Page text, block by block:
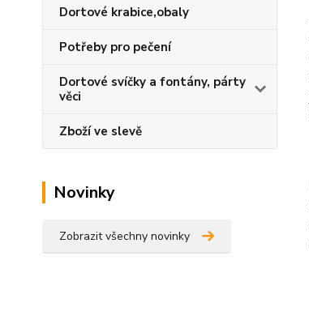
Dortové krabice,obaly
Potřeby pro pečení
Dortové svíčky a fontány, párty
věci
Zboží ve slevě
Novinky
Zobrazit všechny novinky